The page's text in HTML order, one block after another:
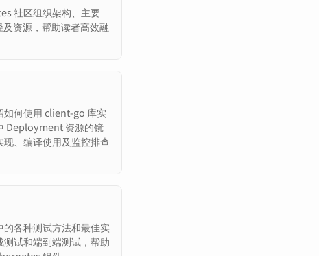
社区组织架构、主要
资源，帮助读者高效融
如何使用 client-go 库实
Deployment 资源的镜
、编译使用及监控排查
各种测试方法和最佳实
试和端到端测试，帮助